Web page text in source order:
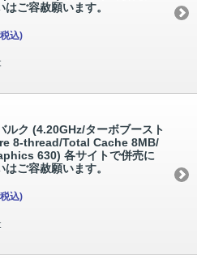
ご容赦願います。
込)
ク (4.20GHz/ターボブースト
8-thread/Total Cache 8MB/
630) 各サイトで併売に
ご容赦願います。
込)